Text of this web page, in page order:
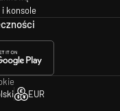
konsole
EUR